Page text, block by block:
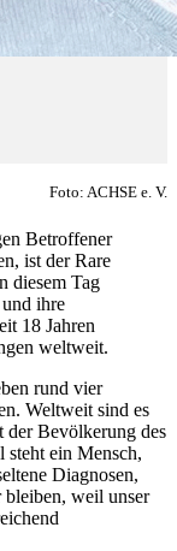
Foto: ACHSE e. V.
Betroffener
ist der Rare
diesem Tag
ihre
18 Jahren
weltweit.
rund vier
Weltweit sind es
Bevölkerung des
steht ein Mensch,
Diagnosen,
bleiben, weil unser